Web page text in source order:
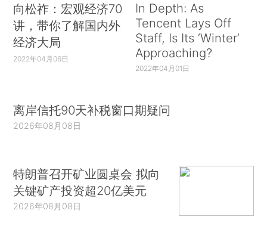
向松祚：宏观经济70
讲，带你了解国内外
经济大局
2022年04月06日
In Depth: As
Tencent Lays Off
Staff, Is Its ‘Winter’
Approaching?
2022年04月01日
离岸信托90天补税窗口期疑问
2026年08月08日
特朗普召开矿业圆桌会 拟向
关键矿产投资超20亿美元
2026年08月08日